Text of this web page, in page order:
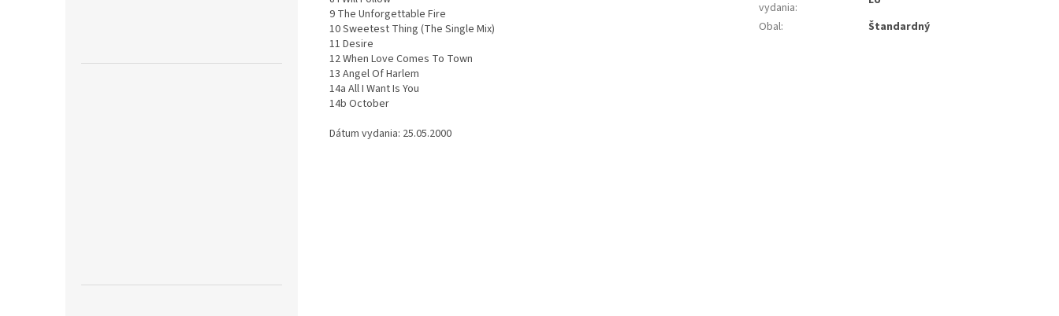
9 The Unforgettable Fire
10 Sweetest Thing (The Single Mix)
11 Desire
12 When Love Comes To Town
13 Angel Of Harlem
14a All I Want Is You
14b October
Dátum vydania: 25.05.2000
vydania:
Obal: Štandardný